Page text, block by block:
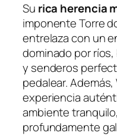
Su rica herencia
imponente Torre
entrelaza con un
dominado por
y senderos
pedalear.
experiencia
ambiente
profundamente